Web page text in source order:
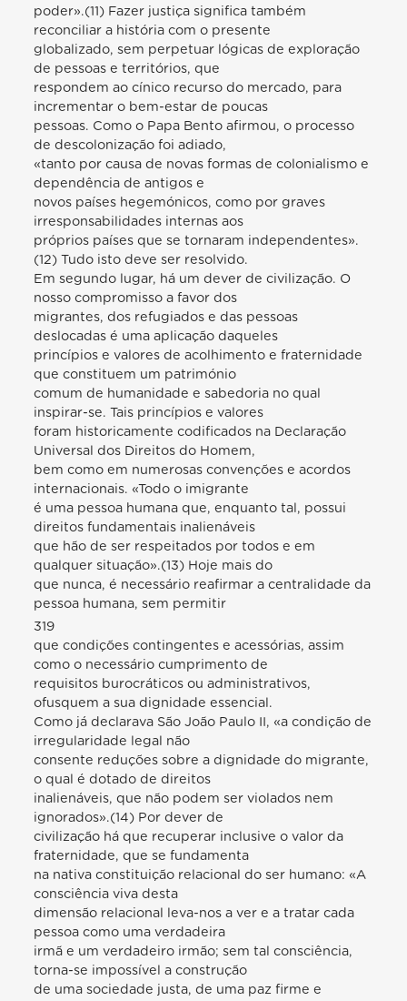
poder».(11) Fazer justiça significa também
reconciliar a história com o presente
globalizado, sem perpetuar lógicas de exploração
de pessoas e territórios, que
respondem ao cínico recurso do mercado, para
incrementar o bem-estar de poucas
pessoas. Como o Papa Bento afirmou, o processo
de descolonização foi adiado,
«tanto por causa de novas formas de colonialismo e
dependência de antigos e
novos países hegemónicos, como por graves
irresponsabilidades internas aos
próprios países que se tornaram independentes».
(12) Tudo isto deve ser resolvido.
Em segundo lugar, há um dever de civilização. O
nosso compromisso a favor dos
migrantes, dos refugiados e das pessoas
deslocadas é uma aplicação daqueles
princípios e valores de acolhimento e fraternidade
que constituem um património
comum de humanidade e sabedoria no qual
inspirar-se. Tais princípios e valores
foram historicamente codificados na Declaração
Universal dos Direitos do Homem,
bem como em numerosas convenções e acordos
internacionais. «Todo o imigrante
é uma pessoa humana que, enquanto tal, possui
direitos fundamentais inalienáveis
que hão de ser respeitados por todos e em
qualquer situação».(13) Hoje mais do
que nunca, é necessário reafirmar a centralidade da
pessoa humana, sem permitir
319
que condições contingentes e acessórias, assim
como o necessário cumprimento de
requisitos burocráticos ou administrativos,
ofusquem a sua dignidade essencial.
Como já declarava São João Paulo II, «a condição de
irregularidade legal não
consente reduções sobre a dignidade do migrante,
o qual é dotado de direitos
inalienáveis, que não podem ser violados nem
ignorados».(14) Por dever de
civilização há que recuperar inclusive o valor da
fraternidade, que se fundamenta
na nativa constituição relacional do ser humano: «A
consciência viva desta
dimensão relacional leva-nos a ver e a tratar cada
pessoa como uma verdadeira
irmã e um verdadeiro irmão; sem tal consciência,
torna-se impossível a construção
de uma sociedade justa, de uma paz firme e